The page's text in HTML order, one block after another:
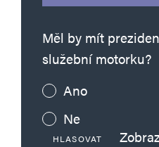
Měl by mít
služební motorku?
Ano
Ne
HLASOVAT